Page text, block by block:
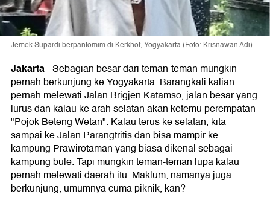
Jemek Supardi berpantomim di Kerkhof, Yogyakarta (Foto: Krisnawan Adi)
Jakarta-Sebagian besar dari teman-teman mungkin
pernah berkunjung ke Yogyakarta. Barangkali kalian
pernah melewati Jalan Brigjen Katamso, jalan besar yang
lurus dan kalau ke arah selatan akan ketemu perempatan
"Pojok Beteng Wetan". Kalau terus ke selatan, kita
sampai ke Jalan Parangtritis dan bisa mampir ke
kampung Prawirotaman yang biasa dikenal sebagai
kampung bule. Tapi mungkin teman-teman lupa kalau
pernah melewati daerah itu. Maklum, namanya juga
berkunjung, umumnya cuma piknik, kan?